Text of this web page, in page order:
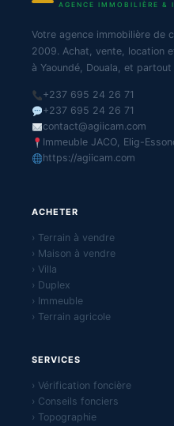
AGENCE IMMOBILIÈRE &
Votre agence immobilière de
2009. Achat, vente, location
à Yaoundé, Douala, et partout
+237 695 24 26 71
+237 695 24 26 71
contact@agiicam.com
Immeuble JACO, Elig-
https://agiicam.com
ACHETER
› Terrain à vendre
› Maison à vendre
› Villa
› Duplex
› Immeuble
› Terrain agricole
SERVICES
› Vérification foncière
› Conseils fonciers
› Topographie